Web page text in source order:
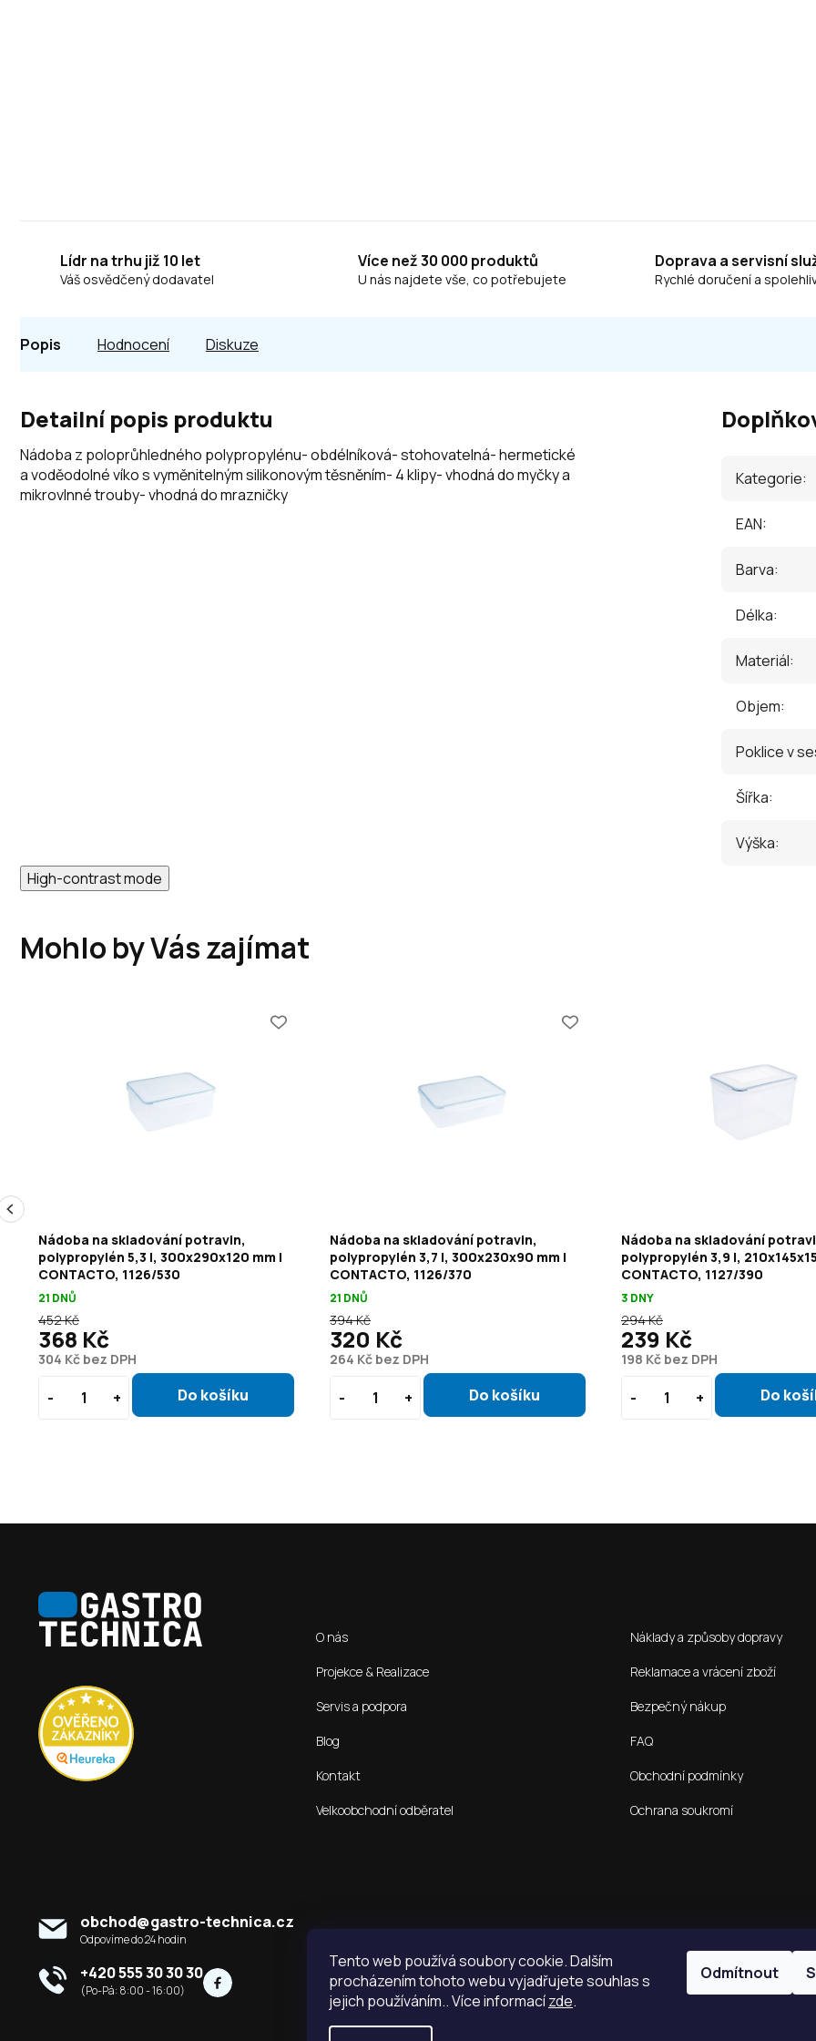
Tento web používá soubory cookie. Dalším
procházením tohoto webu vyjadřujete souhlas s
jejich používáním.. Více informacízde.
Odmítnout
Lídr na trhu již 10 let
Váš osvědčený dodavatel
Více než 30 000 produktů
U nás najdete vše, co potřebujete
Doprava a servisní
Rychlé doručení a
Popis Hodnocení Diskuze
Detailní popis produktu
Nádoba z poloprůhledného polypropylénu- obdélníková- stohovatelná- hermetické
a voděodolné víko s vyměnitelným silikonovým těsněním- 4 klipy- vhodná do myčky a
mikrovlnné trouby- vhodná do mrazničky
Kategorie:
EAN:
Barva:
Délka:
Materiál:
Objem:
Poklice v
Šířka:
Výška:
High-contrast mode
Mohlo by Vás zajímat
Nádoba na skladování potravin,
polypropylén 5,3 l, 300x290x120 mm |
CONTACTO, 1126/530
21 DNŮ
304 Kč bez DPH
452 Kč
368 Kč
Nádoba na skladování potravin,
polypropylén 3,7 l, 300x230x90 mm |
CONTACTO, 1126/370
21 DNŮ
264 Kč bez DPH
394 Kč
320 Kč
Nádoba na skladování
polypropylén 3,9 l,
CONTACTO, 1127/390
3 DNY
198 Kč bez DPH
294 Kč
239 Kč
O nás
Projekce & Realizace
Servis a podpora
Blog
Kontakt
Velkoobchodní odběratel
Náklady a způsoby dopravy
Reklamace a vrácení zboží
Bezpečný nákup
FAQ
Obchodní podmínky
Ochrana soukromí
obchod@gastro-technica.cz
+420 555 30 30 30